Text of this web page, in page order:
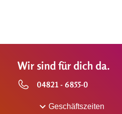
Wir sind für dich da.
04821 - 6855-0
Geschäftszeiten